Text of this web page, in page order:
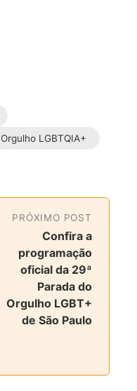
Orgulho LGBTQIA+
PRÓXIMO POST
Confira a
programação
oficial da 29ª
Parada do
Orgulho LGBT+
de São Paulo